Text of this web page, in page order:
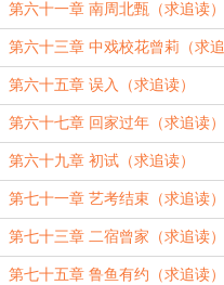
第六十一章 南周北甄（求追读）
第六十三章 中戏校花曾莉（求追
读）
第六十五章 误入（求追读）
第六十七章 回家过年（求追读）
第六十九章 初试（求追读）
第七十一章 艺考结束（求追读）
第七十三章 二宿曾家（求追读）
第七十五章 鲁鱼有约（求追读）